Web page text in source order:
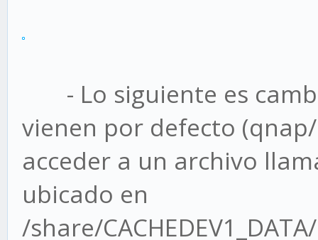
- Lo siguiente es
vienen por defecto
acceder a un archivo
ubicado en
/share/